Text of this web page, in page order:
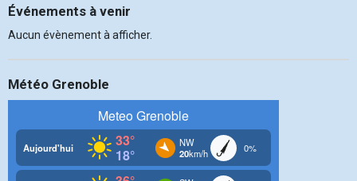
Événements à venir
Aucun évènement à afficher.
Météo Grenoble